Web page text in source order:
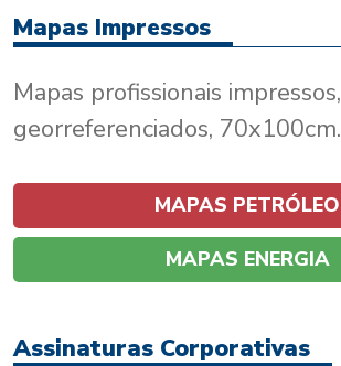
Mapas Impressos
Mapas profissionais impressos,
georreferenciados, 70x100cm.
MAPAS PETRÓLEO
MAPAS ENERGIA
Assinaturas Corporativas